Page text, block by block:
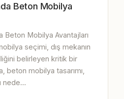
Beton Mobilya
Beton Mobilya Avantajları
seçimi, dış mekanın
belirleyen kritik bir
beton mobilya tasarımı,
nede...